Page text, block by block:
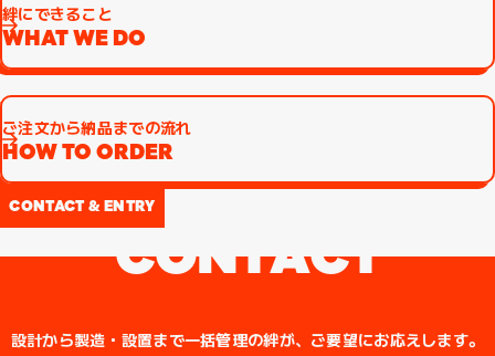
絆にできること
WHAT WE DO
ご注文から納品までの流れ
HOW TO ORDER
CONTACT & ENTRY
CONTACT
設計から製造・設置まで一括管理の絆が、 ご要望にお応えします。